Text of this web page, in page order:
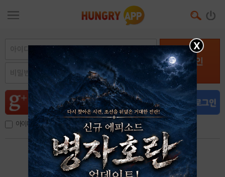
로그인
아이디, 이메일 저장
아이디 / 비밀번호 찾기 회원가입
X